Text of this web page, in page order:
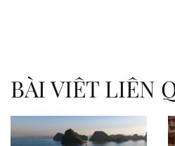
BÀI VIẾT LIÊN